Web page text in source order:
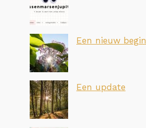
Een nieuw begin
Een update